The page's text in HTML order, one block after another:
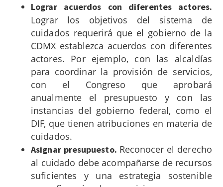
Lograr acuerdos con diferentes actores.
Lograr los objetivos del sistema de
cuidados requerirá que el gobierno de la
CDMX establezca acuerdos con diferentes
actores. Por ejemplo, con las alcaldías
para coordinar la provisión de servicios,
con el Congreso que aprobará
anualmente el presupuesto y con las
instancias del gobierno federal, como el
DIF, que tienen atribuciones en materia de
cuidados.
Asignar presupuesto. Reconocer el derecho
al cuidado debe acompañarse de recursos
suficientes y una estrategia sostenible